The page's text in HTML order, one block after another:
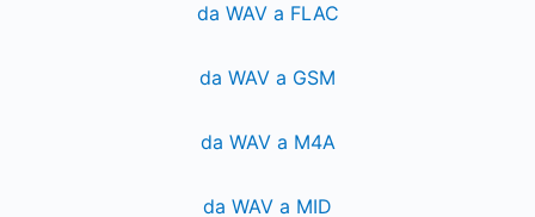
da WAV a FLAC
da WAV a GSM
da WAV a M4A
da WAV a MID